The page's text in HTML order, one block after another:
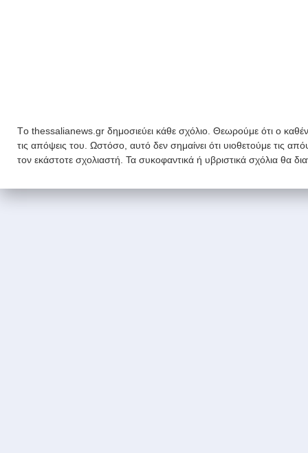
Tο thessalianews.gr δημοσιεύει κάθε σχόλιο. Θεωρούμε ότι ο
τις απόψεις του. Ωστόσο, αυτό δεν σημαίνει ότι υιοθετούμε τις
τον εκάστοτε σχολιαστή. Τα συκοφαντικά ή υβριστικά σχόλια θα